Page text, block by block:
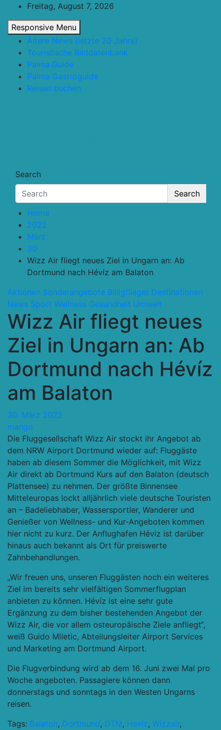
content
Freitag, August 7, 2026
Responsive Menu
Ältere News (letzte 20 Jahre)
Touristische Bilddatenbank
Palma.Guide
Palma Gastroguide
Reisen buchen
Search
Search
Home
2022
März
30
Wizz Air fliegt neues Ziel in Ungarn an: Ab
Dortmund nach Hévíz am Balaton
Aktionen Sonderangebote Billigflieger Destinationen
News Sport Wellness Gesundheit Umwelt
Wizz Air fliegt neues
Ziel in Ungarn an: Ab
Dortmund nach Hévíz
am Balaton
30. März 2022
mango
Die Fluggesellschaft Wizz Air stockt ihr Angebot ab
dem NRW Airport Dortmund wieder auf: Fluggäste
haben ab diesem Sommer die Möglichkeit, mit Wizz
Air direkt ab Dortmund Kurs auf den Balaton (deutsch
Plattensee) zu nehmen. Der größte Binnensee
Mitteleuropas lockt alljährlich viele deutsche Touristen
an – Badeliebhaber, Wassersportler, Wanderer und
Genießer von Wellness- und Kur-Angeboten kommen
hier nicht zu kurz. Der Anflughafen Héviz ist darüber
hinaus auch bekannt als Ort für preiswerte
Zahnbehandlungen.
„Wir freuen uns, unseren Fluggästen noch ein weiteres
Ziel im bereits sehr vielfältigen Sommerflugplan
anbieten zu können. Hévíz ist eine sehr gute
Ergänzung zu dem bisher bestehenden Angebot der
Wizz Air, die vor allem osteuropäische Ziele anfliegt“,
weiß Guido Miletic, Abteilungsleiter Airport Services
und Marketing am Dortmund Airport.
Die Flugverbindung wird ab dem 16. Juni zwei Mal pro
Woche angeboten. Passagiere können dann
donnerstags und sonntags in den Westen Ungarns
reisen.
Tags: Balaton, Dortmund, DTM, Heviz, Wizzair,